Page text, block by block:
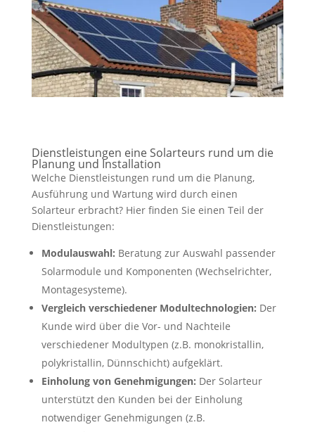
Dienstleistungen eine Solarteurs rund um die
Planung und Installation
Welche Dienstleistungen rund um die Planung,
Ausführung und Wartung wird durch einen
Solarteur erbracht? Hier finden Sie einen Teil der
Dienstleistungen:
Modulauswahl: Beratung zur Auswahl passender
Solarmodule und Komponenten (Wechselrichter,
Montagesysteme).
Vergleich verschiedener Modultechnologien: Der
Kunde wird über die Vor- und Nachteile
verschiedener Modultypen (z.B. monokristallin,
polykristallin, Dünnschicht) aufgeklärt.
Einholung von Genehmigungen: Der Solarteur
unterstützt den Kunden bei der Einholung
notwendiger Genehmigungen (z.B.